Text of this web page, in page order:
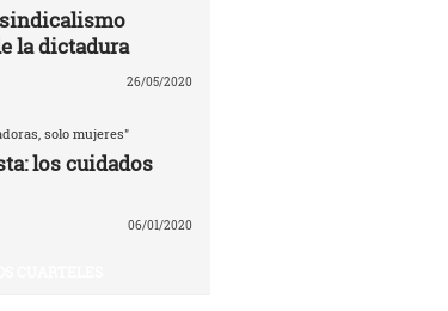
la dictadura
26/05/2020
solo mujeres"
los cuidados
06/01/2020